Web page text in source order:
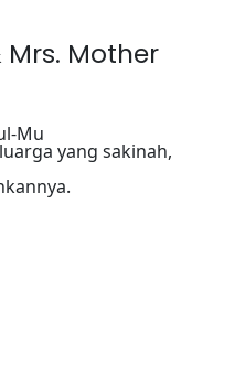
Mrs. Mother
Mu
yang sakinah,